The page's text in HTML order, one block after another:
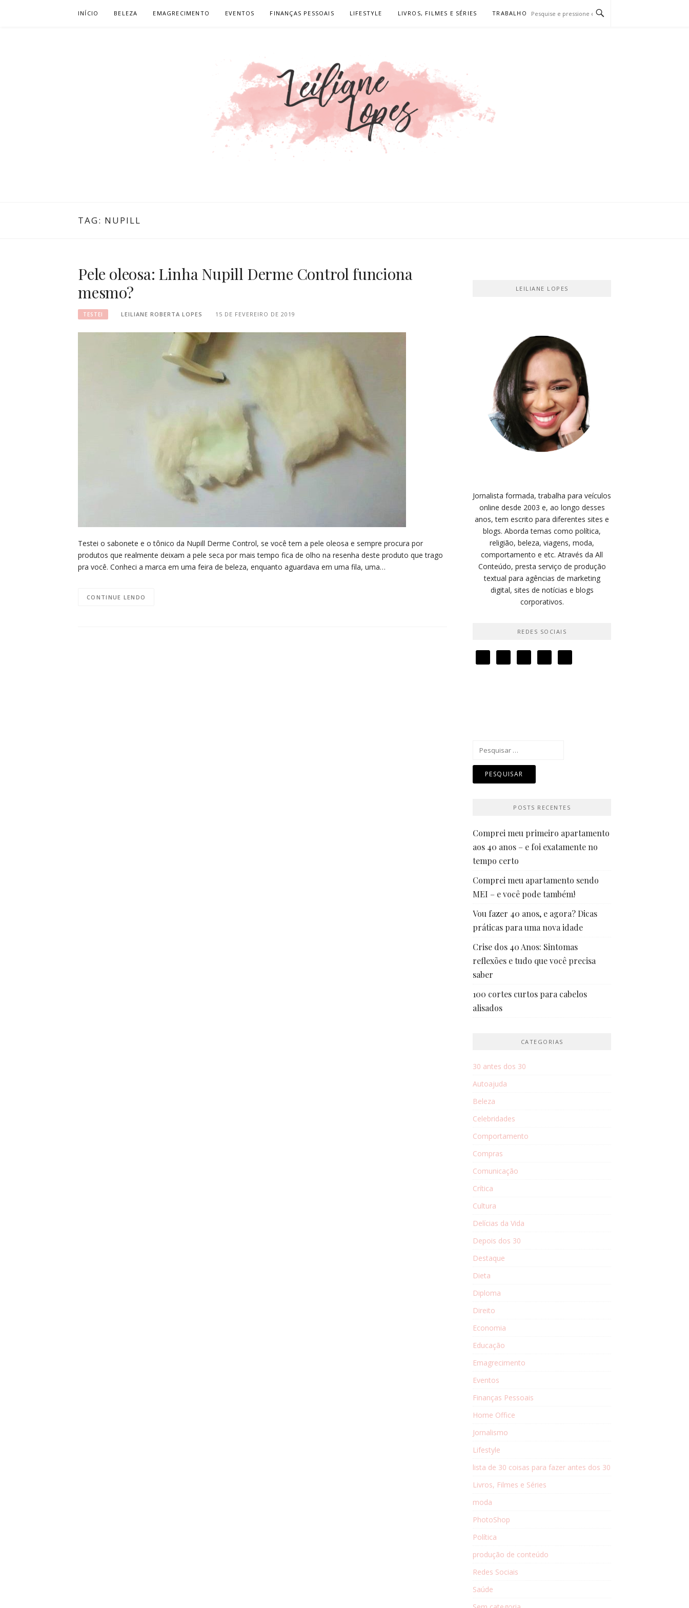
INÍCIO BELEZA EMAGRECIMENTO EVENTOS FINANÇAS PESSOAIS LIFESTYLE LIVROS, FILMES E SÉRIES TRABALHO
TAG: NUPILL
Pele oleosa: Linha Nupill Derme Control funciona
mesmo?
TESTEI LEILIANE ROBERTA LOPES 15 DE FEVEREIRO DE 2019
Testei o sabonete e o tônico da Nupill Derme Control, se você tem a pele oleosa e sempre procura por
produtos que realmente deixam a pele seca por mais tempo fica de olho na resenha deste produto que trago
pra você. Conheci a marca em uma feira de beleza, enquanto aguardava em uma fila, uma…
CONTINUE LENDO
LEILIANE LOPES
Jornalista formada, trabalha para veículos
online desde 2003 e, ao longo desses
anos, tem escrito para diferentes sites e
blogs. Aborda temas como política,
religião, beleza, viagens, moda,
comportamento e etc. Através da All
Conteúdo, presta serviço de produção
textual para agências de marketing
digital, sites de notícias e blogs
corporativos.
REDES SOCIAIS
POSTS RECENTES
Comprei meu primeiro apartamento
aos 40 anos – e foi exatamente no
tempo certo
Comprei meu apartamento sendo
MEI – e você pode também!
Vou fazer 40 anos, e agora? Dicas
práticas para uma nova idade
Crise dos 40 Anos: Sintomas
reflexões e tudo que você precisa
saber
100 cortes curtos para cabelos
alisados
CATEGORIAS
30 antes dos 30
Autoajuda
Beleza
Celebridades
Comportamento
Compras
Comunicação
Crítica
Cultura
Delícias da Vida
Depois dos 30
Destaque
Dieta
Diploma
Direito
Economia
Educação
Emagrecimento
Eventos
Finanças Pessoais
Home Office
Jornalismo
Lifestyle
lista de 30 coisas para fazer antes dos 30
Livros, Filmes e Séries
moda
PhotoShop
Política
produção de conteúdo
Redes Sociais
Saúde